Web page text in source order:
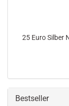
25 Euro Silber
Bestseller